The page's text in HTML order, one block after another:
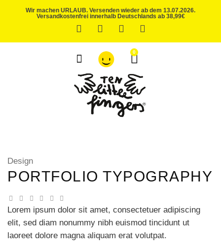
Wir machen URLAUB. Versenden wieder ab dem 13.07.2026.
Versandkostenfrei innerhalb Deutschlands ab 38,99€
0
Design
PORTFOLIO TYPOGRAPHY
Lorem ipsum dolor sit amet, consectetuer adipiscing
elit, sed diam nonummy nibh euismod tincidunt ut
laoreet dolore magna aliquam erat volutpat.